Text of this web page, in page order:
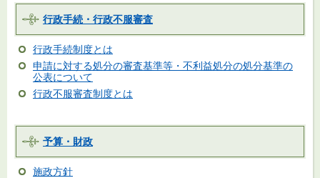
行政手続・行政不服審査
行政手続制度とは
申請に対する処分の審査基準等・不利益処分の処分基準の
公表について
行政不服審査制度とは
予算・財政
施政方針